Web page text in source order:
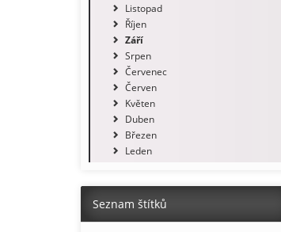
Listopad
Říjen
Září
Srpen
Červenec
Červen
Květen
Duben
Březen
Leden
Seznam štítků